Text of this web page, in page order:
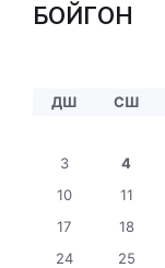
БОЙГОНӢ
ДШ СШ
3
4
10
11
17
18
24
25